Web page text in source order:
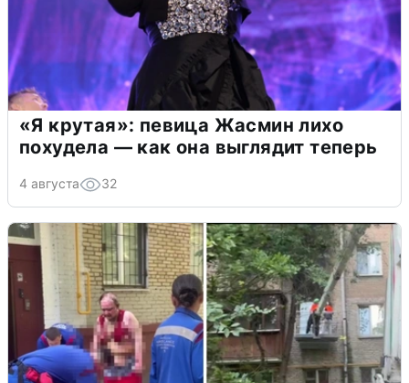
«Я крутая»: певица Жасмин лихо
похудела — как она выглядит теперь
4 августа 32